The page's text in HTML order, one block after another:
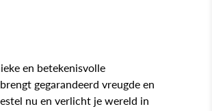
en betekenisvolle
brengt gegarandeerd vreugde en
nu en verlicht je wereld in